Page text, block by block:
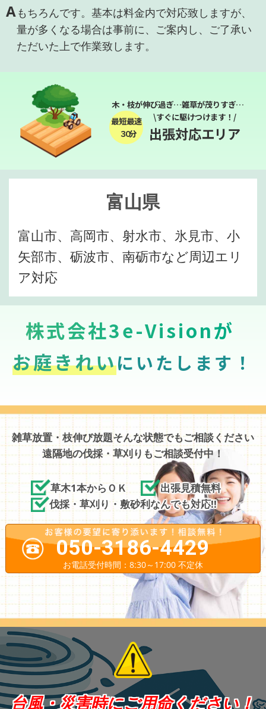
Aもちろんです。基本は料金内で対応致しますが、
量が多くなる場合は事前に、ご案内し、ご了承い
ただいた上で作業致します。
木・枝が伸び過ぎ…雑草が茂りすぎ…
最短最速
３０分
\すぐに駆けつけます！/
出張対応エリア
富山県
富山市、高岡市、射水市、氷見市、小
矢部市、砺波市、南砺市など周辺エリ
ア対応
株式会社3e-Visionが
お庭きれいにいたします！
雑草放置・枝伸び放題そんな状態でもご相談ください
遠隔地の伐採・草刈りもご相談受付中！
草木1本からＯＫ
出張見積無料
伐採・草刈り・敷砂利なんでも対応!!
050-3186-4429
お電話受付時間：8:30～17:00 不定休
台風・災害時にご用命ください！